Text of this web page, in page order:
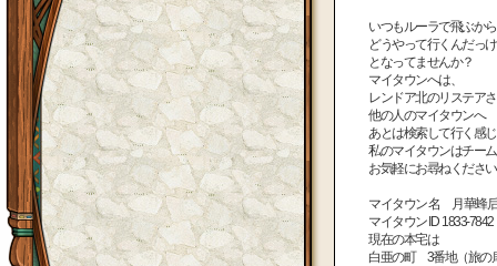
いつもルーラで飛ぶから
どうやって行くんだっ
となってませんか？
マイタウンへは、
レンドア北のリステア
他の人のマイタウンへ
あとは検索して行く感
私のマイタウンはチー
お気軽にお尋ねください
マイタウン 名 月華蜂
マイタウン ID 1833-7842
現在の本宅は
白亜の町 3番地（旅の